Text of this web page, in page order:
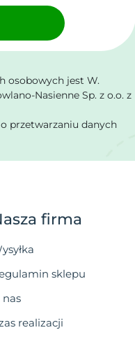
osobowych jest W.
Nasienne Sp. z o.o. z
przetwarzaniu danych
firma
sklepu
nas
realizacji